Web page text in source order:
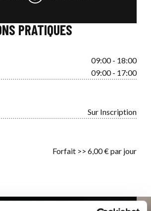
PRATIQUES
09:00 - 18:00
09:00 - 17:00
Sur Inscription
Forfait >> 6,00 € par jour